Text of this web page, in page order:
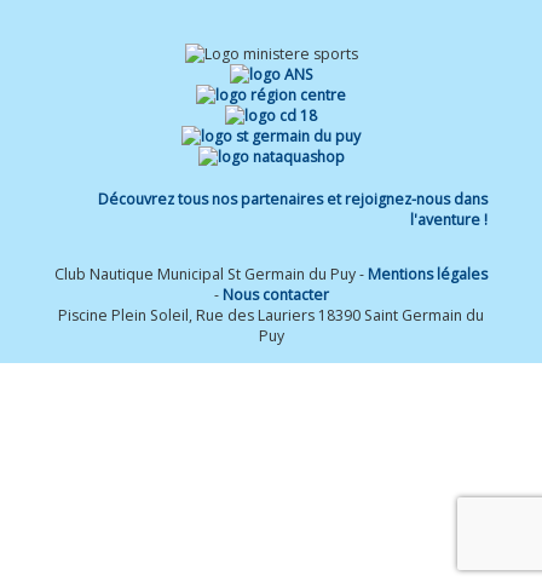
Découvrez tous nos partenaires et rejoignez-nous dans
l'aventure !
Club Nautique Municipal St Germain du Puy - Mentions légales
- Nous contacter
Piscine Plein Soleil, Rue des Lauriers 18390 Saint Germain du
Puy